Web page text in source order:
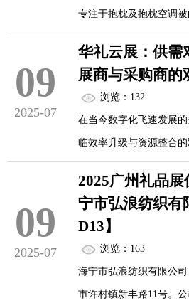
专注于抱枕及抱枕空调
资深制造商，我们以成
居、前进家具、博蕊斯
等知名家居品牌，以及
产融入品牌形象的抱枕
务超20家头部企业。
09
2025-07
华礼云展：供需
展商与采购商的
浏览：132
在当今数字化飞速发展
临效率升级与资源整合
变的市场中抢占先机？
入华礼云展供需平台——
集高效对接、智能匹配
地域限制，汇聚海量优
开辟了一条降本增效、
加入华礼云展，共赴这
限商业可能
09
2025-07
2025广州礼品
宁市弘浪纺织有
D13】
浏览：163
海宁市弘浪纺织有限公
市许村镇新丰路11号。